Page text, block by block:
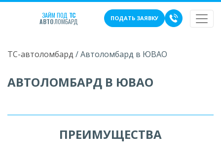
ЗАЙМ ПОД ТС
АВТОЛОМБАРД ПОДАТЬ ЗАЯВКУ
ТС-автоломбард /Автоломбард в ЮВАО
АВТОЛОМБАРД В ЮВАО
ПРЕИМУЩЕСТВА